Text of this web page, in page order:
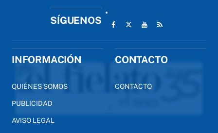
SÍGUENOS
INFORMACIÓN
QUIÉNES SOMOS
PUBLICIDAD
AVISO LEGAL
CONTACTO
CONTACTO